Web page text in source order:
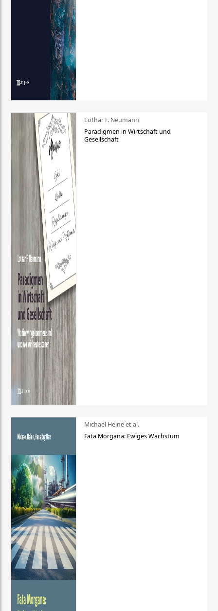
Lothar F. Neumann
Paradigmen in Wirtschaft und
Gesellschaft
Michael Heine et al.
Fata Morgana: Ewiges Wachstum